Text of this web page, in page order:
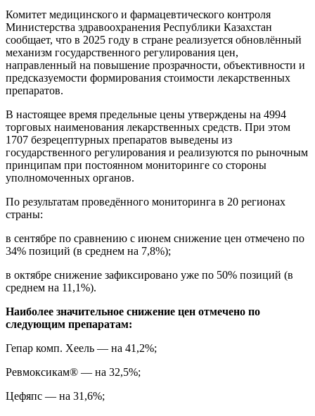
Комитет медицинского и фармацевтического контроля
Министерства здравоохранения Республики Казахстан
сообщает, что в 2025 году в стране реализуется обновлённый
механизм государственного регулирования цен,
направленный на повышение прозрачности, объективности и
предсказуемости формирования стоимости лекарственных
препаратов.
В настоящее время предельные цены утверждены на 4994
торговых наименования лекарственных средств. При этом
1707 безрецептурных препаратов выведены из
государственного регулирования и реализуются по рыночным
принципам при постоянном мониторинге со стороны
уполномоченных органов.
По результатам проведённого мониторинга в 20 регионах
страны:
в сентябре по сравнению с июнем снижение цен отмечено по
34% позиций (в среднем на 7,8%);
в октябре снижение зафиксировано уже по 50% позиций (в
среднем на 11,1%).
Наиболее значительное снижение цен отмечено по
следующим препаратам:
Гепар комп. Хеель — на 41,2%;
Ревмоксикам® — на 32,5%;
Цефяпс — на 31,6%;